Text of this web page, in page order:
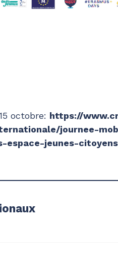
octobre: https://
journee-
espace-jeunes-